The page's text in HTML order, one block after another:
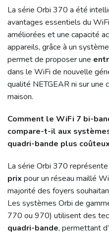
La série Orbi 370 a été
avantages essentiels du
améliorées et une capacité
appareils, grâce à un système
permet de proposer une
dans le WiFi de nouvelle
qualité NETGEAR ni sur
maison.
Comment le WiFi 7 bi-
compare-t-il aux
quadri-bande plus
La série Orbi 370
prix pour un réseau maillé
majorité des foyers
Les systèmes Orbi de
770 ou 970) utilisent des
quadri-bande, permettant